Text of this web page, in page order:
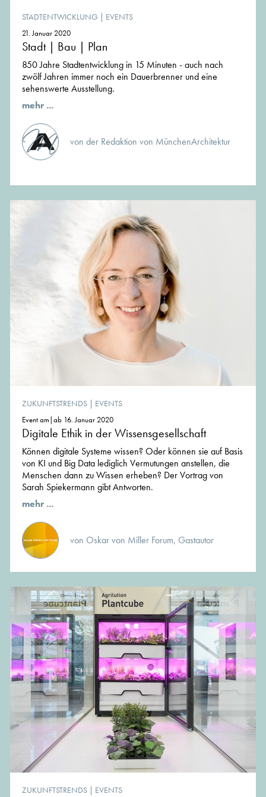
STADTENTWICKLUNG | EVENTS
21. Januar 2020
Stadt | Bau | Plan
850 Jahre Stadtentwicklung in 15 Minuten - auch nach
zwölf Jahren immer noch ein Dauerbrenner und eine
sehenswerte Ausstellung.
mehr ...
von der Redaktion von MünchenArchitektur
ZUKUNFTSTRENDS | EVENTS
Event am|ab 16. Januar 2020
Digitale Ethik in der Wissensgesellschaft
Können digitale Systeme wissen? Oder können sie auf Basis
von KI und Big Data lediglich Vermutungen anstellen, die
Menschen dann zu Wissen erheben? Der Vortrag von
Sarah Spiekermann gibt Antworten.
mehr ...
von Oskar von Miller Forum, Gastautor
ZUKUNFTSTRENDS | EVENTS